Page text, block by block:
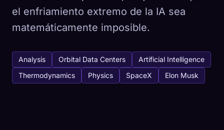
el enfriamiento extremo de la IA sea
matemáticamente imposible.
Analysis Orbital Data Centers
Artificial Intelligence
Thermodynamics
Physics SpaceX Elon Musk